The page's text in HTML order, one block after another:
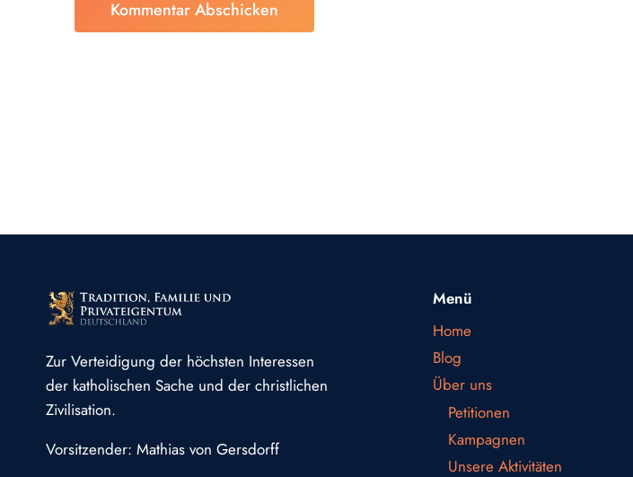
Zur Verteidigung der höchsten Interessen
der katholischen Sache und der christlichen
Zivilisation.
Vorsitzender: Mathias von Gersdorff
Menü
Home
Blog
Über uns
Petitionen
Kampagnen
Unsere Aktivitäten